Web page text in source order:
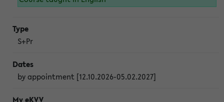
S+Pr
by appointment [12.10.2026-05.02.2027]